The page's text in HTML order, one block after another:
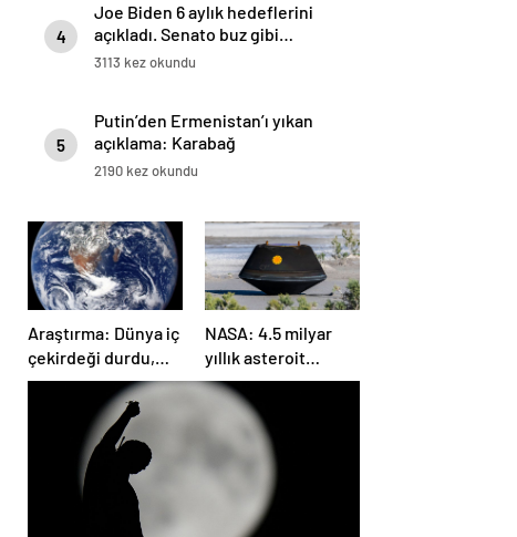
4
Joe Biden 6 aylık hedeflerini
açıkladı. Senato buz gibi…
3113 kez okundu
5
Putin’den Ermenistan’ı yıkan
açıklama: Karabağ
Azerbaycan’ın ayrılmaz bir
2190 kez okundu
Araştırma: Dünya iç
çekirdeği durdu,
ters yönde dönüyor
NASA: 4.5 milyar
yıllık asteroit
örnekleri Dünya’ya
getirildi; yaşamın
başlangıcına ışık